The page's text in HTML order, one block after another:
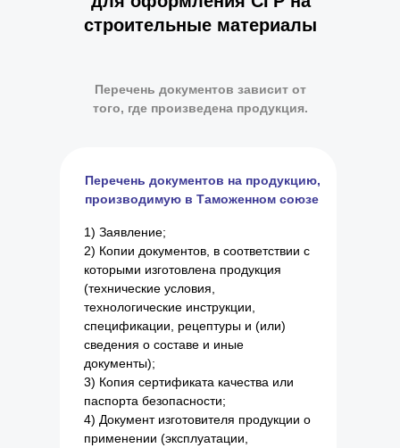
Перечень документов на продукцию,
производимую в Таможенном союзе
1) Заявление;
2) Копии документов, в соответствии с
которыми изготовлена продукция
(технические условия,
технологические инструкции,
спецификации, рецептуры и (или)
сведения о составе и иные
документы);
3) Копия сертификата качества или
паспорта безопасности;
4) Документ изготовителя продукции о
применении (эксплуатации,
строительные материалы
Перечень документов зависит от
того, где произведена продукция.